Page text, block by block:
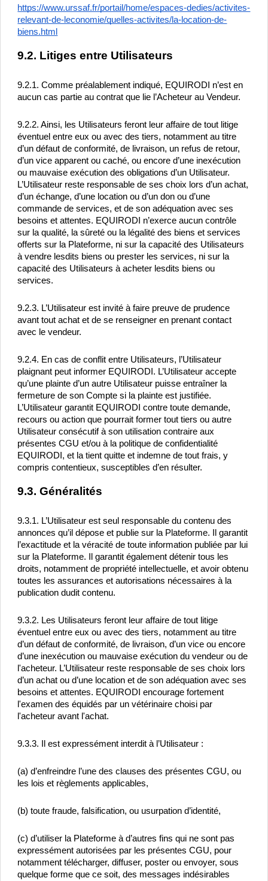
https://www.urssaf.fr/portail/home/espaces-dedies/activites-
relevant-de-leconomie/quelles-activites/la-location-de-
biens.html
9.2. Litiges entre Utilisateurs
9.2.1. Comme préalablement indiqué, EQUIRODI n’est en
aucun cas partie au contrat que lie l’Acheteur au Vendeur.
9.2.2. Ainsi, les Utilisateurs feront leur affaire de tout litige
éventuel entre eux ou avec des tiers, notamment au titre
d’un défaut de conformité, de livraison, un refus de retour,
d’un vice apparent ou caché, ou encore d’une inexécution
ou mauvaise exécution des obligations d’un Utilisateur.
L’Utilisateur reste responsable de ses choix lors d’un achat,
d’un échange, d’une location ou d’un don ou d’une
commande de services, et de son adéquation avec ses
besoins et attentes. EQUIRODI n’exerce aucun contrôle
sur la qualité, la sûreté ou la légalité des biens et services
offerts sur la Plateforme, ni sur la capacité des Utilisateurs
à vendre lesdits biens ou prester les services, ni sur la
capacité des Utilisateurs à acheter lesdits biens ou
services.
9.2.3. L’Utilisateur est invité à faire preuve de prudence
avant tout achat et de se renseigner en prenant contact
avec le vendeur.
9.2.4. En cas de conflit entre Utilisateurs, l’Utilisateur
plaignant peut informer EQUIRODI. L’Utilisateur accepte
qu’une plainte d’un autre Utilisateur puisse entraîner la
fermeture de son Compte si la plainte est justifiée.
L’Utilisateur garantit EQUIRODI contre toute demande,
recours ou action que pourrait former tout tiers ou autre
Utilisateur consécutif à son utilisation contraire aux
présentes CGU et/ou à la politique de confidentialité
EQUIRODI, et la tient quitte et indemne de tout frais, y
compris contentieux, susceptibles d’en résulter.
9.3. Généralités
9.3.1. L’Utilisateur est seul responsable du contenu des
annonces qu’il dépose et publie sur la Plateforme. Il garantit
l’exactitude et la véracité de toute information publiée par lui
sur la Plateforme. Il garantit également détenir tous les
droits, notamment de propriété intellectuelle, et avoir obtenu
toutes les assurances et autorisations nécessaires à la
publication dudit contenu.
9.3.2. Les Utilisateurs feront leur affaire de tout litige
éventuel entre eux ou avec des tiers, notamment au titre
d’un défaut de conformité, de livraison, d’un vice ou encore
d’une inexécution ou mauvaise exécution du vendeur ou de
l'acheteur. L’Utilisateur reste responsable de ses choix lors
d’un achat ou d’une location et de son adéquation avec ses
besoins et attentes. EQUIRODI encourage fortement
l'examen des équidés par un vétérinaire choisi par
l'acheteur avant l'achat.
9.3.3. Il est expressément interdit à l’Utilisateur :
(a) d’enfreindre l’une des clauses des présentes CGU, ou
les lois et règlements applicables,
(b) toute fraude, falsification, ou usurpation d’identité,
(c) d’utiliser la Plateforme à d’autres fins qui ne sont pas
expressément autorisées par les présentes CGU, pour
notamment télécharger, diffuser, poster ou envoyer, sous
quelque forme que ce soit, des messages indésirables